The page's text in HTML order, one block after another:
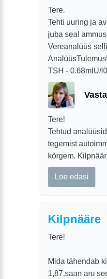
Tere.
Tehti uuring ja
juba seal
Vereanalüüs
TSH - 0.68mIU/
Tere!
Tehtud
tegemist
kõrgem.
Loe edasi
Kilpnääre
Tere!
Mida tähendab
1,87,saan aru